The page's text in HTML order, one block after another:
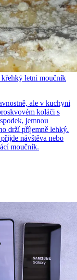
letní moučník
ale v kuchyni
koláči s
jemnou
drží příjemně lehký.
návštěva nebo
moučník.